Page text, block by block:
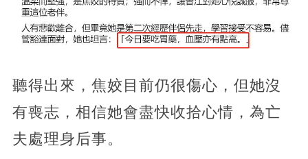
聽得出來，焦姣目前仍很傷心，但她沒
有喪志，相信她會盡快收拾心情，為亡
夫處理身后事。